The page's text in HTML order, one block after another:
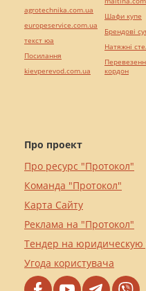
Про проект
Про ресурс "Протокол"
Команда "Протокол"
Карта Сайту
Реклама на "Протокол"
Тендер на юридическую
Угода користувача
agrotechnika.com.ua
europeservice.com.ua
текст юа
Посилання
kievperevod.com.ua
Шафи купе
Брендові
Натяжні
кордон